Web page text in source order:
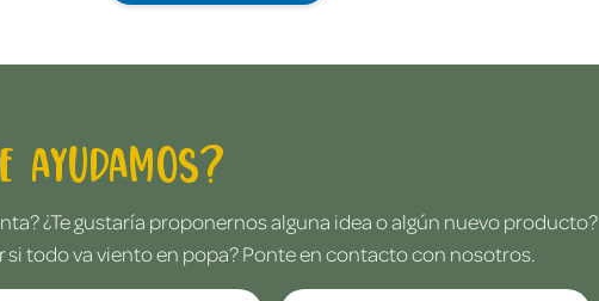
ayudamos?
¿Te gustaría proponernos alguna idea o algún nuevo producto?
si todo va viento en popa? Ponte en contacto con nosotros.